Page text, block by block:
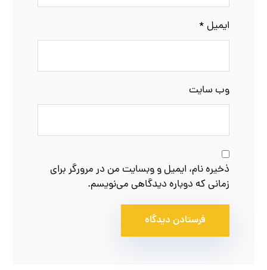
ایمیل*
وب‌ سایت
ذخیره نام، ایمیل و وبسایت من در مرورگر برای
زمانی که دوباره دیدگاهی می‌نویسم.